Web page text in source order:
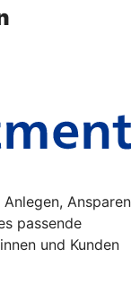
Ansparen
passende
und Kunden